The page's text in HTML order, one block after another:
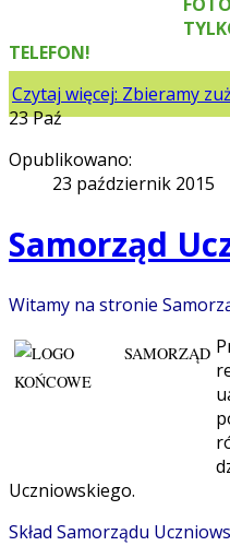
TELEFON!
Czytaj więcej: Zbieramy
23Paź
Opublikowano:
23 październik 2015
Samorząd
Witamy na stronie
Uczniowskiego.
Skład Samorządu